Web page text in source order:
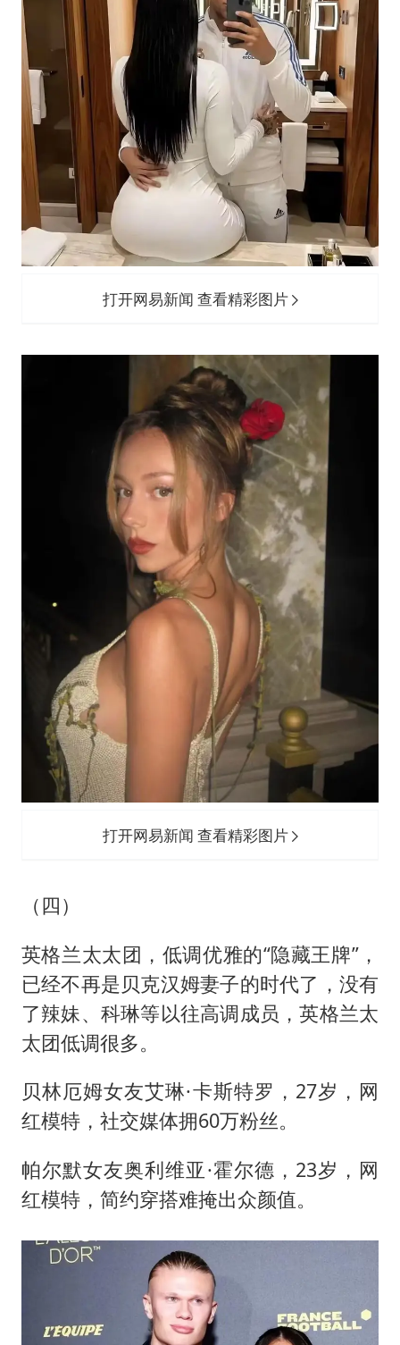
打开网易新闻 查看精彩图片
打开网易新闻 查看精彩图片
（四）
英格兰太太团，低调优雅的“隐藏王牌”，
已经不再是贝克汉姆妻子的时代了，没有
了辣妹、科琳等以往高调成员，英格兰太
太团低调很多。
贝林厄姆女友艾琳·卡斯特罗，27岁，网
红模特，社交媒体拥60万粉丝。
帕尔默女友奥利维亚·霍尔德，23岁，网
红模特，简约穿搭难掩出众颜值。